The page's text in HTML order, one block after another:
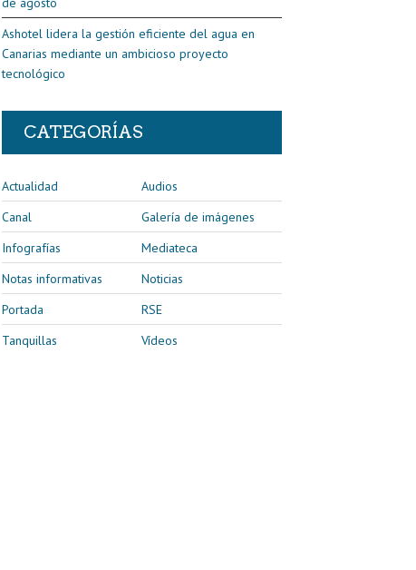
Ashotel lidera la gestión eficiente del agua en
Canarias mediante un ambicioso proyecto
tecnológico
CATEGORÍAS
Actualidad
Audios
Canal
Galería de imágenes
Infografías
Mediateca
Notas informativas
Noticias
Portada
RSE
Tanquillas
Vídeos